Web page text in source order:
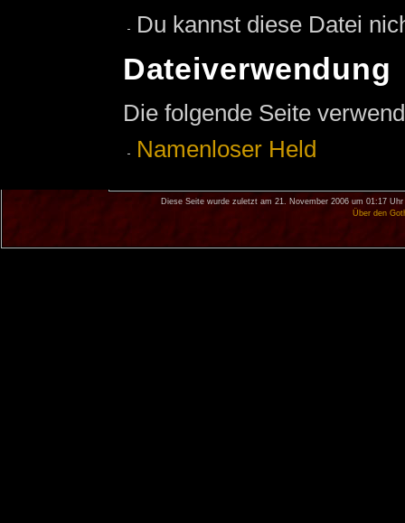
Du kannst diese Datei
Dateiverwendung
Die folgende Seite
Namenloser Held
Diese Seite wurde zuletzt am 21. November 2006 um 01:17 Uhr
Über den